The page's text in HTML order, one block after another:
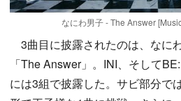
なにわ男子 - The Answer
3曲目に披露されたのは、なに
「The Answer」。INI、そして
には3組で披露した。サビ部分で